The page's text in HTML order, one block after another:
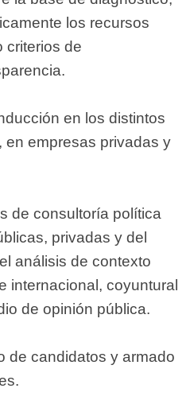
los recursos
criterios de
en los distintos
en empresas privadas y
de consultoría política
privadas y del
análisis de contexto
internacional, coyuntural
de opinión pública.
de candidatos y armado